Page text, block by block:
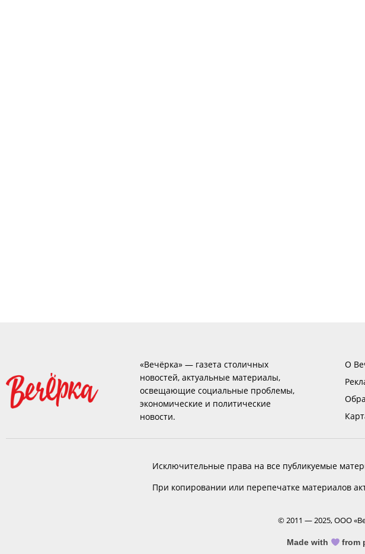
«Вечёрка» — газета столичных
новостей, актуальные материалы,
освещающие социальные проблемы,
экономические и политические
новости.
О
Исключительные права на все публикуемые
При копировании или перепечатке материалов
© 2011 — 2025, ООО
Made with from